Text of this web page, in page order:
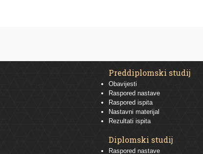
Preddiplomski studij
Obavijesti
Raspored nastave
Raspored ispita
Nastavni materijal
Rezultati ispita
Diplomski studij
Raspored nastave